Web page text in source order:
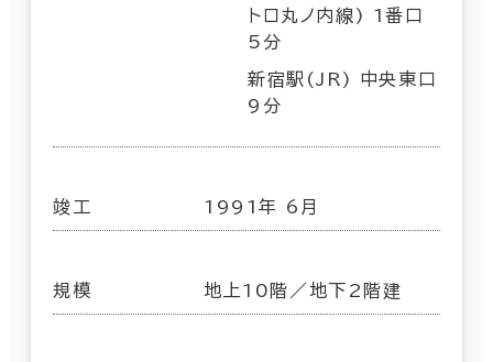
トロ丸ノ内線) 1番口
5分
新宿駅(JR) 中央東口
9分
竣工 1991年 6月
規模 地上10階／地下2階建